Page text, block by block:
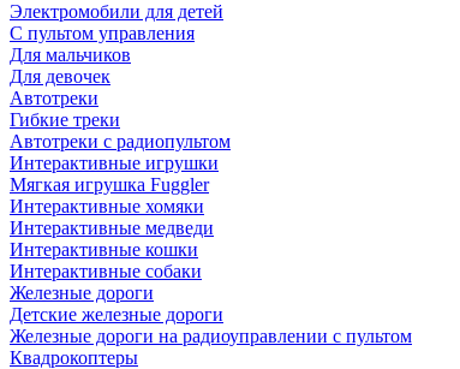
Электромобили для детей
С пультом управления
Для мальчиков
Для девочек
Автотреки
Гибкие треки
Автотреки с радиопультом
Интерактивные игрушки
Мягкая игрушка Fuggler
Интерактивные хомяки
Интерактивные медведи
Интерактивные кошки
Интерактивные собаки
Железные дороги
Детские железные дороги
Железные дороги на радиоуправлении с пультом
Квадрокоптеры